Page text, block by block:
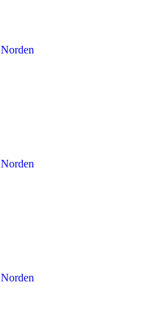
Norden
Norden
Norden